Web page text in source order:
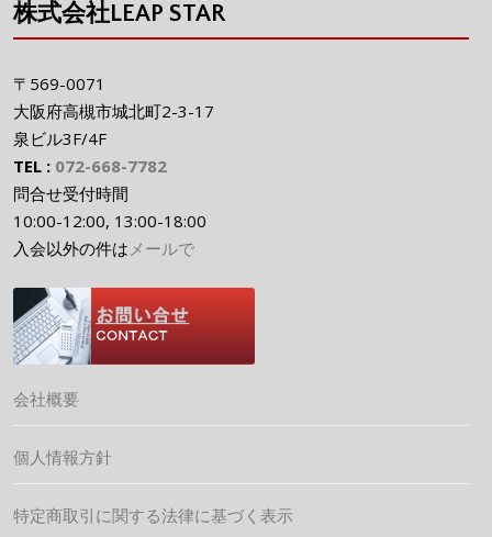
株式会社LEAP STAR
〒569-0071
大阪府高槻市城北町2-3-17
泉ビル3F/4F
TEL : 072-668-7782
問合せ受付時間
10:00-12:00, 13:00-18:00
入会以外の件はメールで
会社概要
個人情報方針
特定商取引に関する法律に基づく表示